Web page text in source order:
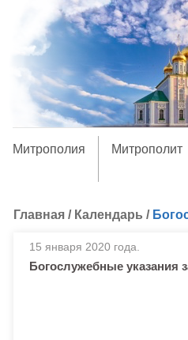
Митрополия Митрополит
Главная / Календарь /
15 января 2020 года.
Богослужебные указания